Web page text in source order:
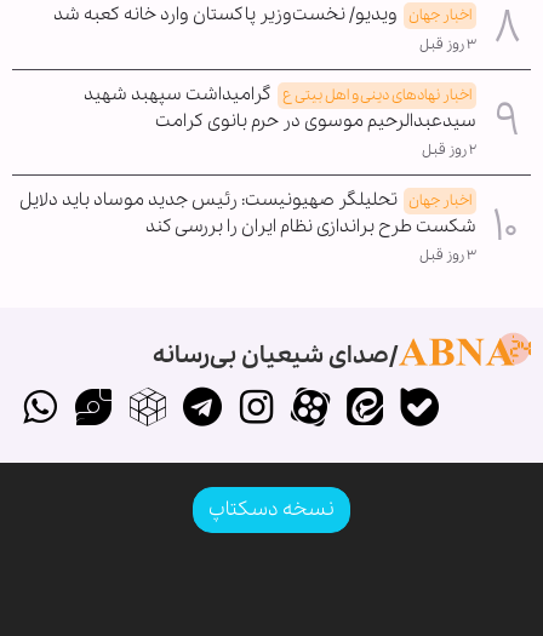
اخبار جهان ویدیو/ نخست‌وزیر پاکستان وارد خانه کعبه شد
۳ روز قبل
اخبار نهادهای دینی و اهل بیتی ع گرامیداشت سپهبد شهید
سیدعبدالرحیم موسوی در حرم بانوی کرامت
۲ روز قبل
اخبار جهان تحلیلگر صهیونیست: رئیس جدید موساد باید دلایل
شکست طرح براندازی نظام ایران را بررسی کند
۳ روز قبل
صدای شیعیان بی‌رسانه
نسخه دسکتاپ